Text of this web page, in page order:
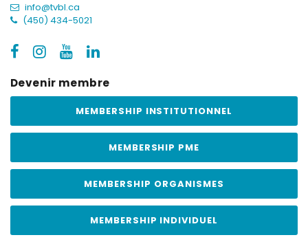
info@tvbl.ca
(450) 434-5021
Devenir membre
MEMBERSHIP INSTITUTIONNEL
MEMBERSHIP PME
MEMBERSHIP ORGANISMES
MEMBERSHIP INDIVIDUEL